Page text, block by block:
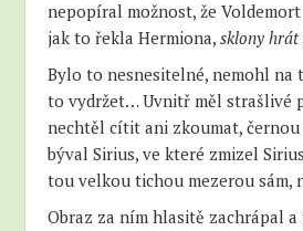
nepopíral možnost, že
jak to řekla Hermiona, sklony
Bylo to nesnesitelné, nemohl na
to vydržet… Uvnitř měl strašlivé
nechtěl cítit ani zkoumat, černou
býval Sirius, ve které zmizel
tou velkou tichou mezerou sám,
Obraz za ním hlasitě zachrápal